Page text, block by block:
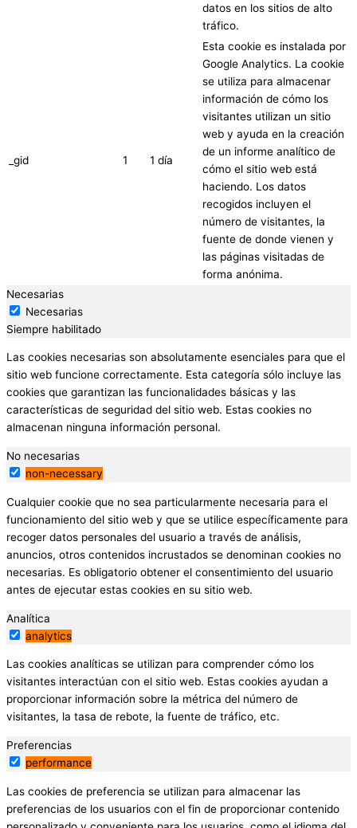
datos en los sitios de alto
tráfico.
_gid 1 1 día
Esta cookie es instalada por
Google Analytics. La cookie
se utiliza para almacenar
información de cómo los
visitantes utilizan un sitio
web y ayuda en la creación
de un informe analítico de
cómo el sitio web está
haciendo. Los datos
recogidos incluyen el
número de visitantes, la
fuente de donde vienen y
las páginas visitadas de
forma anónima.
Necesarias
Necesarias
Siempre habilitado
Las cookies necesarias son absolutamente esenciales para que el
sitio web funcione correctamente. Esta categoría sólo incluye las
cookies que garantizan las funcionalidades básicas y las
características de seguridad del sitio web. Estas cookies no
almacenan ninguna información personal.
No necesarias
non-necessary
Cualquier cookie que no sea particularmente necesaria para el
funcionamiento del sitio web y que se utilice específicamente para
recoger datos personales del usuario a través de análisis,
anuncios, otros contenidos incrustados se denominan cookies no
necesarias. Es obligatorio obtener el consentimiento del usuario
antes de ejecutar estas cookies en su sitio web.
Analítica
analytics
Las cookies analíticas se utilizan para comprender cómo los
visitantes interactúan con el sitio web. Estas cookies ayudan a
proporcionar información sobre la métrica del número de
visitantes, la tasa de rebote, la fuente de tráfico, etc.
Preferencias
performance
Las cookies de preferencia se utilizan para almacenar las
preferencias de los usuarios con el fin de proporcionar contenido